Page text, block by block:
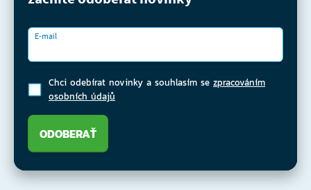
E-mail
Chci odebírat novinky a souhlasím se zpracováním
osobních údajů
ODOBERAŤ